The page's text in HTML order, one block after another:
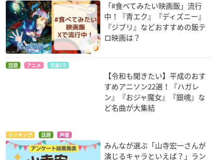
「#食べてみたい映画飯」流行
中！『青エク』『ディズニー』
『ジブリ』などおすすめの飯テ
ロ映画は？
話題 アニメ 音楽CD
【令和も聞きたい】平成のおす
すめアニソン22選！『ハガレ
ン』『おジャ魔女』『銀魂』な
ど名曲が大集結
ランキング 話題 声優
みんなが選ぶ「山寺宏一さんが
演じるキャラといえば？」ラン